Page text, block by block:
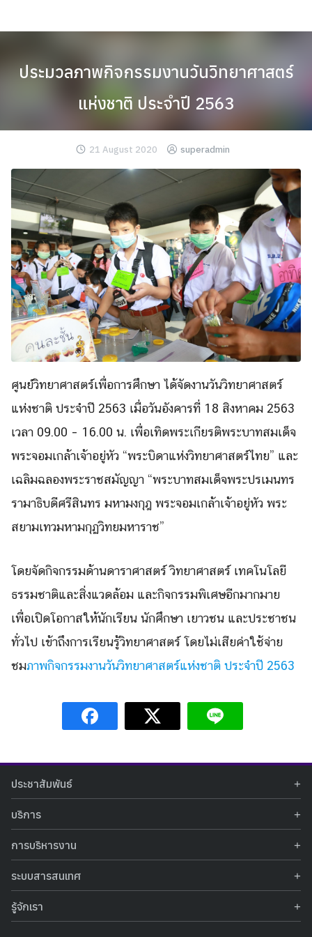
to
Search
for:
ประมวลภาพกิจกรรมงานวันวิทยาศาสตร์
แห่งชาติ ประจำปี 2563
21 August 2020 superadmin
ศูนย์วิทยาศาสตร์เพื่อการศึกษา ได้จัดงานวันวิทยาศาสตร์
แห่งชาติ ประจำปี 2563 เมื่อวันอังคารที่ 18 สิงหาคม 2563
เวลา 09.00 – 16.00 น. เพื่อเทิดพระเกียรติพระบาทสมเด็จ
พระจอมเกล้าเจ้าอยู่หัว “พระบิดาแห่งวิทยาศาสตร์ไทย” และ
เฉลิมฉลองพระราชสมัญญา “พระบาทสมเด็จพระปรเมนทร
รามาธิบดีศรีสินทร มหามงกุฎ พระจอมเกล้าเจ้าอยู่หัว พระ
สยามเทวมหามกุฏวิทยมหาราช”
โดยจัดกิจกรรมด้านดาราศาสตร์ วิทยาศาสตร์ เทคโนโลยี
ธรรมชาติและสิ่งแวดล้อม และกิจกรรมพิเศษอีกมากมาย
เพื่อเปิดโอกาสให้นักเรียน นักศึกษา เยาวชน และประชาชน
ทั่วไป เข้าถึงการเรียนรู้วิทยาศาสตร์ โดยไม่เสียค่าใช้จ่าย
ชมภาพกิจกรรมงานวันวิทยาศาสตร์แห่งชาติ ประจำปี 2563
ประชาสัมพันธ์
ข่าวประชาสัมพันธ์
ข่าวกิจกรรม
รางวัลแห่งความภาคภูมิใจ
คำถามที่พบบ่อย
บริการ
ท้องฟ้าจำลอง
นิทรรศการถาวร
ศูนย์สร้างสรรค์เยาวชน
กิจกรรมส่งเสริมการเรียนรู้และบริการการศึกษา
การบริหารงาน
รายงานผลการดำเนินงาน
คำสั่งมอบหมายปฏิบัติหน้าที่
คู่มือการให้บริการ
ระบบสารสนเทศ
ฐานข้อมูลโครงการประกวดโครงงานวิทยาศาสตร์ สำหรับนักศึกษา กศน.
รายงานผลการดำเนินงานของศูนย์วิทยาศาสตร์เพื่อการศึกษา
รู้จักเรา
ข้อมูลทั่วไป